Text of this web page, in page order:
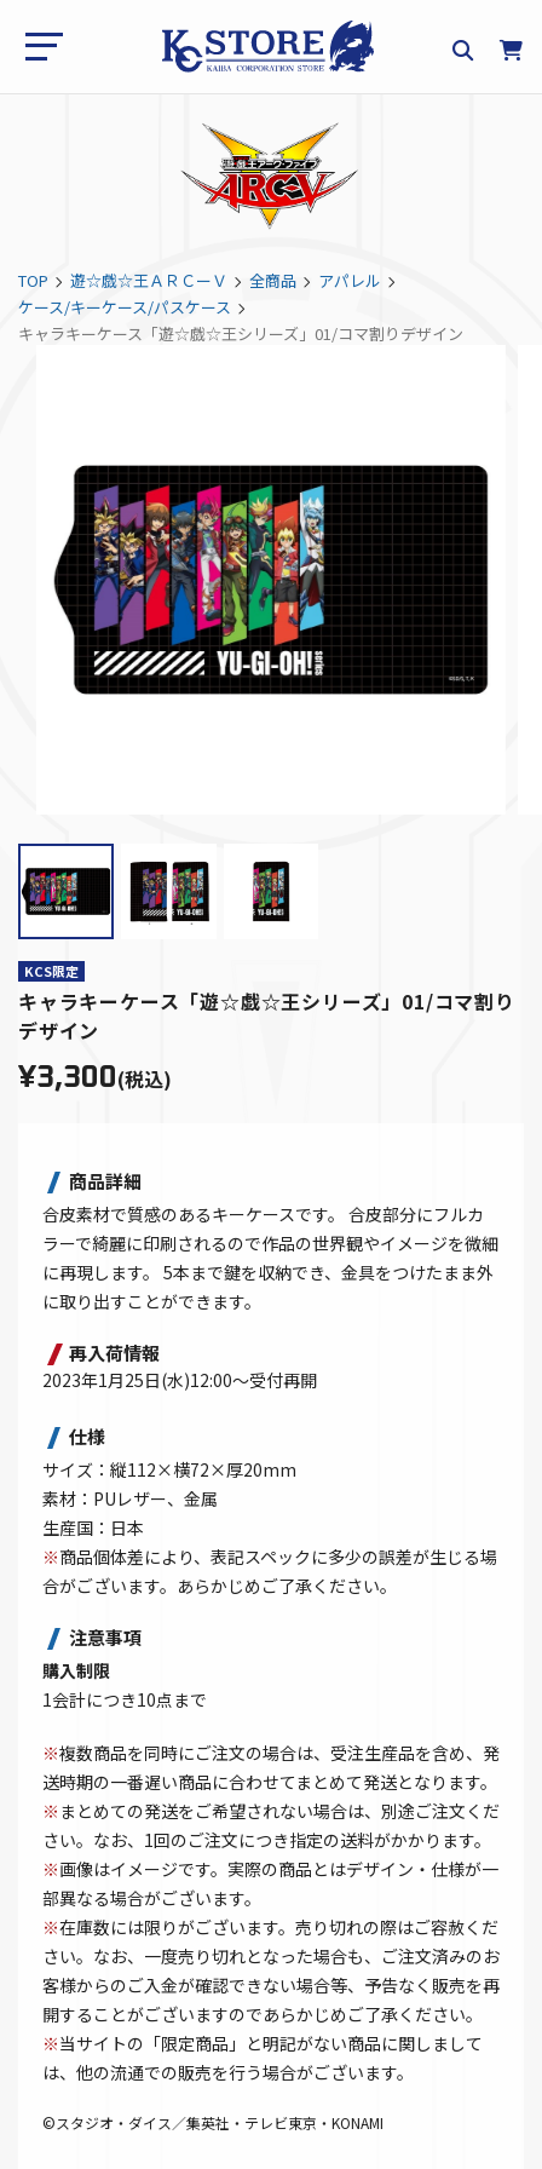
TOP 遊☆戯☆王ＡＲＣーＶ 全商品
アパレル
ケース/キーケース/パスケース
キャラキーケース「遊☆戯☆王シリーズ」01/コマ割りデザイン
KCS限定
キャラキーケース「遊☆戯☆王シリーズ」01/コマ割り
デザイン
¥3,300(税込)
商品詳細
合皮素材で質感のあるキーケースです。 合皮部分にフルカ
ラーで綺麗に印刷されるので作品の世界観やイメージを微細
に再現します。 5本まで鍵を収納でき、金具をつけたまま外
に取り出すことができます。
再入荷情報
2023年1月25日(水)12:00～受付再開
仕様
サイズ：縦112×横72×厚20mm
素材：PUレザー、金属
生産国：日本
※商品個体差により、表記スペックに多少の誤差が生じる場
合がございます。あらかじめご了承ください。
注意事項
購入制限
1会計につき10点まで
※複数商品を同時にご注文の場合は、受注生産品を含め、発
送時期の一番遅い商品に合わせてまとめて発送となります。
※ まとめての発送をご希望されない場合は、別途ご注文くだ
さい。なお、1回のご注文につき指定の送料がかかります。
※画像はイメージです。実際の商品とはデザイン・仕様が一
部異なる場合がございます。
※在庫数には限りがございます。売り切れの際はご容赦くだ
さい。なお、一度売り切れとなった場合も、ご注文済みのお
客様からのご入金が確認できない場合等、予告なく販売を再
開することがございますのであらかじめご了承ください。
※当サイトの「限定商品」と明記がない商品に関しまして
は、他の流通での販売を行う場合がございます。
©スタジオ・ダイス／集英社・テレビ東京・KONAMI